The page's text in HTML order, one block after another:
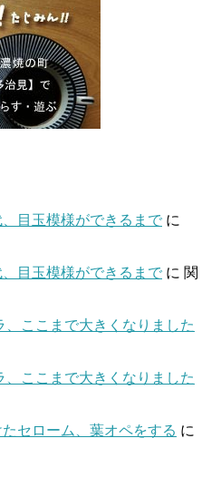
目玉模様ができるまで に
目玉模様ができるまで に 関
ここまで大きくなりました
ここまで大きくなりました
セローム、葉オペをする に